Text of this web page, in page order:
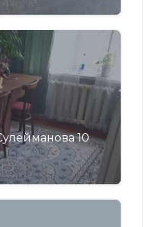
10